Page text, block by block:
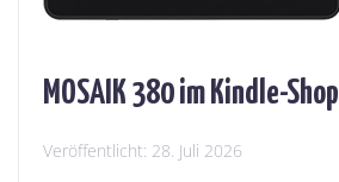
MOSAIK 380 im Kindle-Shop
Veröffentlicht: 28. Juli 2026